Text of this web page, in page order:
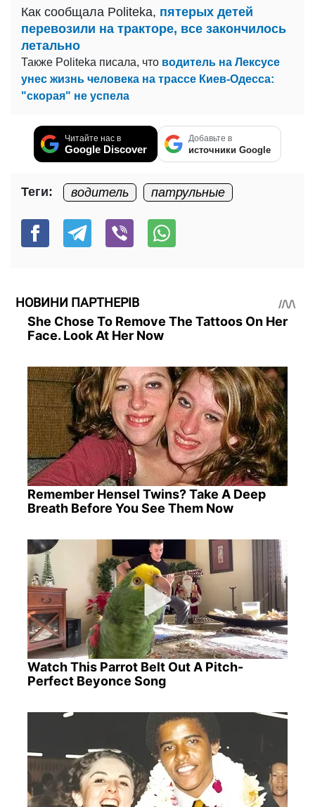
Как сообщала Politeka, пятерых детей
перевозили на тракторе, все закончилось
летально
Также Politeka писала, что водитель на Лексусе
унес жизнь человека на трассе Киев-Одесса:
"скорая" не успела
Читайте нас в
Google Discover
Добавьте в
источники Google
Теги: водитель патрульные
НОВИНИ ПАРТНЕРІВ
She Chose To Remove The Tattoos On Her
Face. Look At Her Now
Remember Hensel Twins? Take A Deep
Breath Before You See Them Now
Watch This Parrot Belt Out A Pitch-
Perfect Beyonce Song